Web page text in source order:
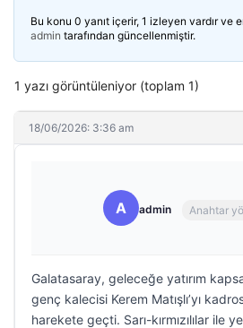
Bu konu 0 yanıt içerir, 1 izleyen vardır ve
admin tarafından güncellenmiştir.
1 yazı görüntüleniyor (toplam 1)
18/06/2026: 3:36 am
A admin Anahtar
Galatasaray, geleceğe yatırım
genç kalecisi Kerem Matışlı’yı
harekete geçti. Sarı-kırmızılılar ile